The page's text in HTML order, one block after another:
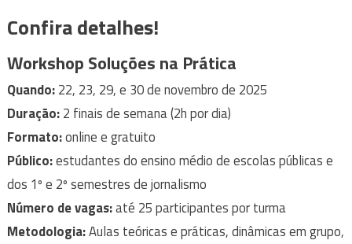
Confira detalhes!
Workshop Soluções na Prática
Quando:22, 23, 29, e 30 de novembro de 2025
Duração:2 finais de semana (2h por dia)
Formato:online e gratuito
Público:estudantes do ensino médio de escolas públicas e
dos 1º e 2º semestres de jornalismo
Número de vagas:até 25 participantes por turma
Metodologia:Aulas teóricas e práticas, dinâmicas em grupo,